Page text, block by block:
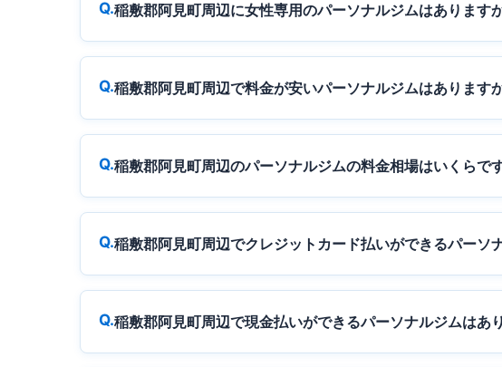
稲敷郡阿見町周辺に女性専用のパーソナルジムはあります
稲敷郡阿見町周辺で料金が安いパーソナルジムはあります
稲敷郡阿見町周辺のパーソナルジムの料金相場はいくらで
稲敷郡阿見町周辺でクレジットカード払いができるパーソ
稲敷郡阿見町周辺で現金払いができるパーソナルジムはあ